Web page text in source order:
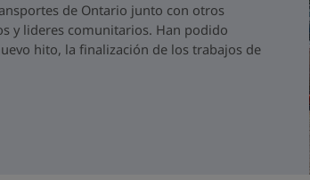
de Ontario junto con otros
y lideres comunitarios. Han podido
hito, la finalización de los trabajos de